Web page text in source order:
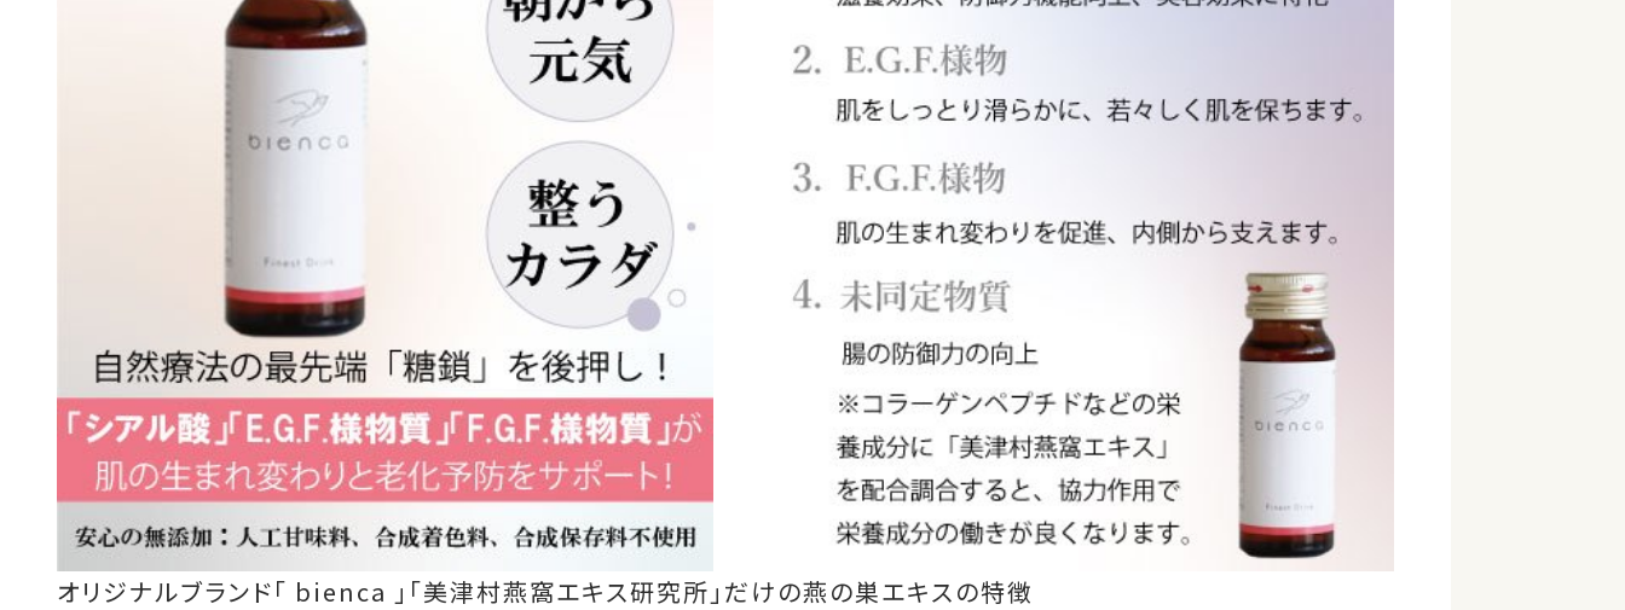
オリジナルブランド「 bienca 」「美津村燕窩エキス研究所」だけの燕の巣エキスの特徴